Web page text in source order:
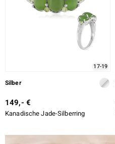
17-19
Silber
149,- €
Kanadische Jade-Silberring